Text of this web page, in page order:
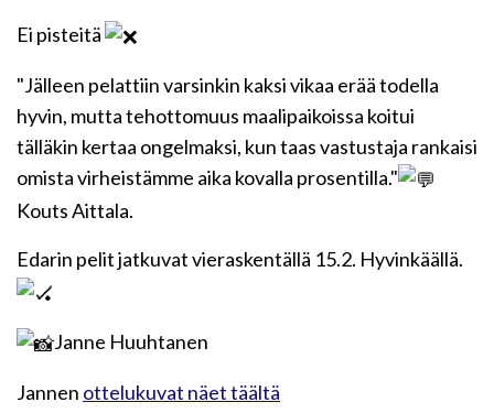
Ei pisteitä
"Jälleen pelattiin varsinkin kaksi vikaa erää todella
hyvin, mutta tehottomuus maalipaikoissa koitui
tälläkin kertaa ongelmaksi, kun taas vastustaja rankaisi
omista virheistämme aika kovalla prosentilla."
Kouts Aittala.
Edarin pelit jatkuvat vieraskentällä 15.2. Hyvinkäällä.
Janne Huuhtanen
Jannen ottelukuvat näet täältä